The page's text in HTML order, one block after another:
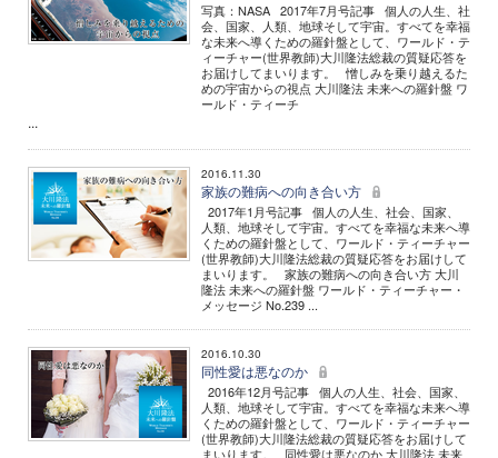
写真：NASA 2017年7月号記事 個人の人生、社
会、国家、人類、地球そして宇宙。すべてを幸福
な未来へ導くための羅針盤として、ワールド・テ
ィーチャー(世界教師)大川隆法総裁の質疑応答を
お届けしてまいります。 憎しみを乗り越えるた
めの宇宙からの視点 大川隆法 未来への羅針盤 ワ
ールド・ティーチ
...
2016.11.30
家族の難病への向き合い方
2017年1月号記事 個人の人生、社会、国家、
人類、地球そして宇宙。すべてを幸福な未来へ導
くための羅針盤として、ワールド・ティーチャー
(世界教師)大川隆法総裁の質疑応答をお届けして
まいります。 家族の難病への向き合い方 大川
隆法 未来への羅針盤 ワールド・ティーチャー・
メッセージ No.239 ...
2016.10.30
同性愛は悪なのか
2016年12月号記事 個人の人生、社会、国家、
人類、地球そして宇宙。すべてを幸福な未来へ導
くための羅針盤として、ワールド・ティーチャー
(世界教師)大川隆法総裁の質疑応答をお届けして
まいります。 同性愛は悪なのか 大川隆法 未来